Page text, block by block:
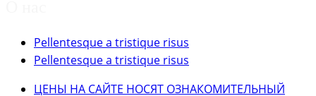
Pellentesque a tristique risus
Pellentesque a tristique risus
ЦЕНЫ НА САЙТЕ НОСЯТ ОЗНАКОМИТЕЛЬНЫЙ